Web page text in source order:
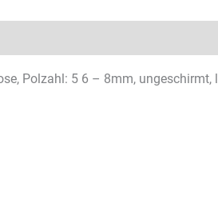
Polzahl: 5 6 – 8mm, ungeschirmt,